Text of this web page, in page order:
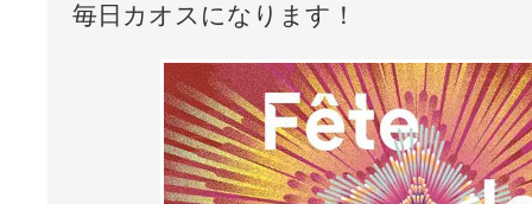
毎日カオスになります！